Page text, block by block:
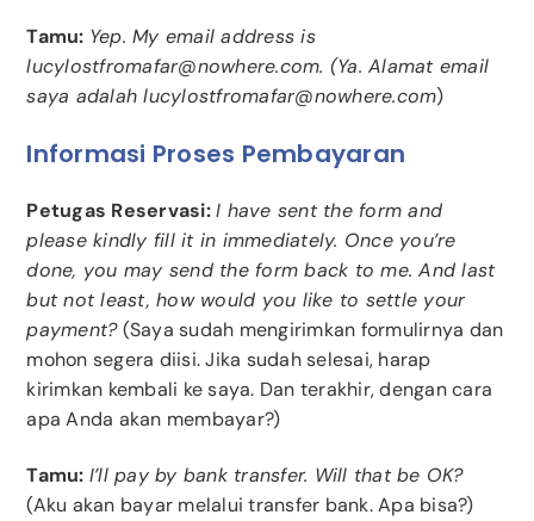
Tamu: Yep. My email address is
lucylostfromafar@nowhere.com. (Ya. Alamat email
saya adalah lucylostfromafar@nowhere.com)
Informasi Proses Pembayaran
Petugas Reservasi: I have sent the form and
please kindly fill it in immediately. Once you’re
done, you may send the form back to me. And last
but not least, how would you like to settle your
payment?(Saya sudah mengirimkan formulirnya dan
mohon segera diisi. Jika sudah selesai, harap
kirimkan kembali ke saya. Dan terakhir, dengan cara
apa Anda akan membayar?)
Tamu: I’ll pay by bank transfer. Will that be OK?
(Aku akan bayar melalui transfer bank. Apa bisa?)